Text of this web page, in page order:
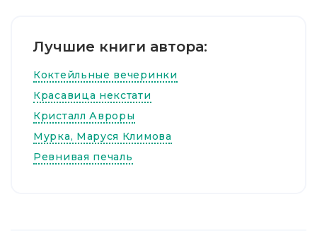
Лучшие книги автора:
Коктейльные вечеринки
Красавица некстати
Кристалл Авроры
Мурка, Маруся Климова
Ревнивая печаль